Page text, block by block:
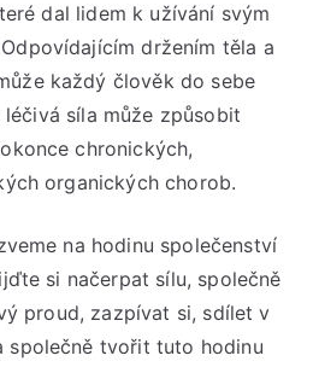
dal lidem k užívání svým
držením těla a
každý člověk do sebe
síla může způsobit
chronických,
organických chorob.
na hodinu společenství
si načerpat sílu, společně
proud, zazpívat si, sdílet v
společně tvořit tuto hodinu